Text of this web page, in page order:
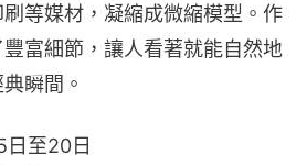
等媒材，凝縮成微縮模型。作
富細節，讓人看著就能自然地
瞬間。
至20日